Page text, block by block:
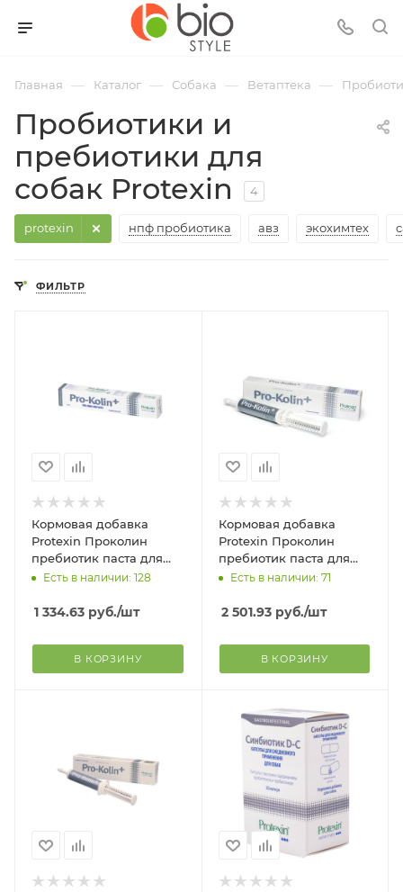
Главная — Каталог — Собака — Ветаптека —
Пробиотики и
пребиотики для
собак Protexin
4
нпф пробиотика авз экохимтех
protexin
ФИЛЬТР
Кормовая добавка
Protexin Проколин
пребиотик паста для
собак упаковка, 15 мл
Есть в наличии: 128
1 334.63 руб./шт
В КОРЗИНУ
Кормовая добавка
Protexin Проколин
пребиотик паста для
собак упаковка, 60 мл
Есть в наличии: 71
2 501.93руб./шт
В КОРЗИНУ